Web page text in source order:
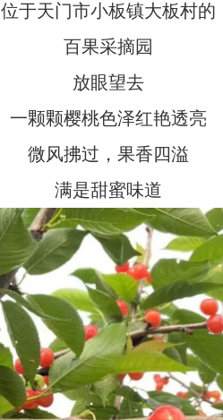
位于天门市小板镇大板村的
百果采摘园
放眼望去
一颗颗樱桃色泽红艳透亮
微风拂过，果香四溢
满是甜蜜味道